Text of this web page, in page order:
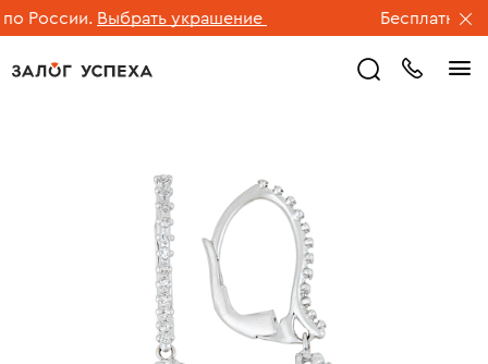
России. Выбрать украшение Бесплатная